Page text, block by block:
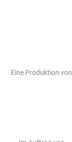
Eine Produktion von